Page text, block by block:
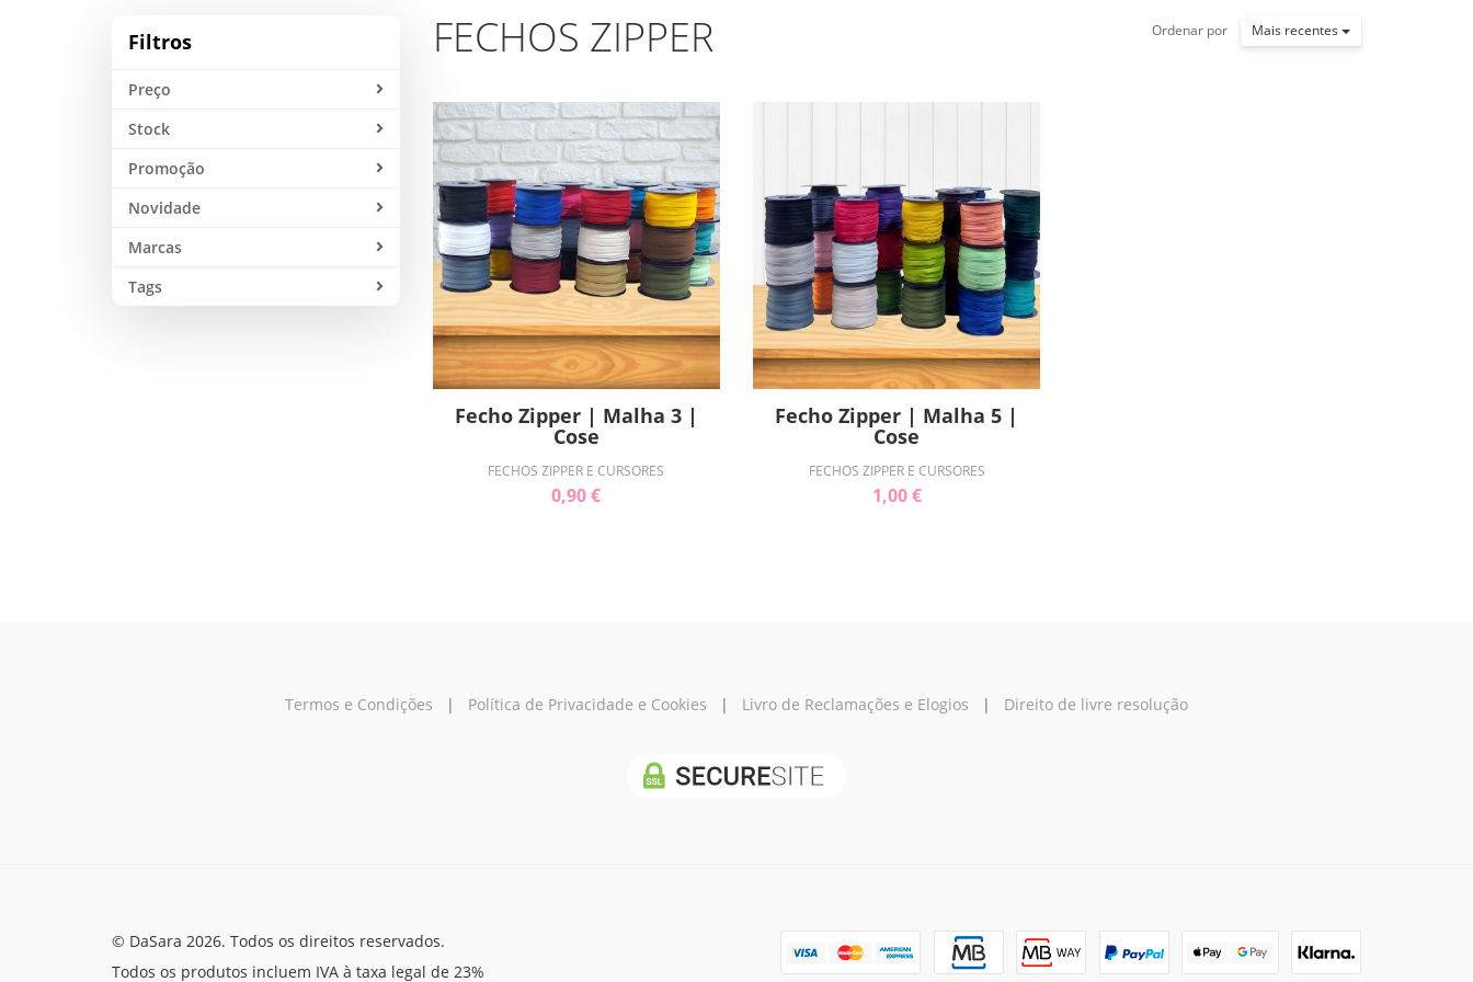
Filtros
Preço
Stock
Promoção
Novidade
Marcas
Tags
FECHOS ZIPPER Ordenar por Mais recentes
Fecho Zipper | Malha 3 |
Cose
FECHOS ZIPPER E CURSORES
0,90 €
Fecho Zipper | Malha 5 |
Cose
FECHOS ZIPPER E CURSORES
1,00 €
Termos e Condições | Política de Privacidade e Cookies | Livro de Reclamações e Elogios | Direito de livre resolução
© DaSara 2026. Todos os direitos reservados.
Todos os produtos incluem IVA à taxa legal de 23%